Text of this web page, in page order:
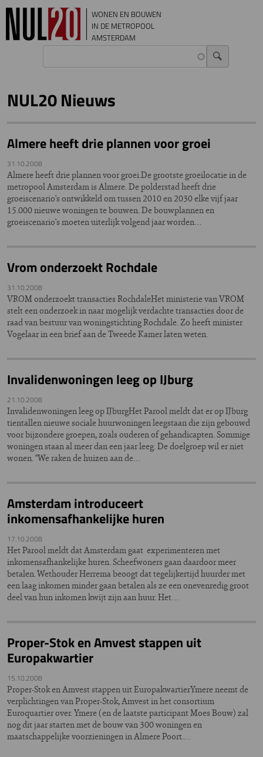
Overslaan en naar de inhoud gaan
WONEN EN BOUWEN
IN DE METROPOOL
AMSTERDAM
NUL20 Nieuws
Almere heeft drie plannen voor groei
31.10.2008
Almere heeft drie plannen voor groei.De grootste groeilocatie in de
metropool Amsterdam is Almere. De polderstad heeft drie
groeiscenario's ontwikkeld om tussen 2010 en 2030 elke vijf jaar
15.000 nieuwe woningen te bouwen. De bouwplannen en
groeiscenario's moeten uiterlijk volgend jaar worden…
Vrom onderzoekt Rochdale
31.10.2008
VROM onderzoekt transacties RochdaleHet ministerie van VROM
stelt een onderzoek in naar mogelijk verdachte transacties door de
raad van bestuur van woningstichting Rochdale. Zo heeft minister
Vogelaar in een brief aan de Tweede Kamer laten weten.
Invalidenwoningen leeg op IJburg
21.10.2008
Invalidenwoningen leeg op IJburgHet Parool meldt dat er op IJburg
tientallen nieuwe sociale huurwoningen leegstaan die zijn gebouwd
voor bijzondere groepen, zoals ouderen of gehandicapten. Sommige
woningen staan al meer dan een jaar leeg. De doelgroep wil er niet
wonen. ''We raken de huizen aan de…
Amsterdam introduceert
inkomensafhankelijke huren
17.10.2008
Het Parool meldt dat Amsterdam gaat experimenteren met
inkomensafhankelijke huren. Scheefwoners gaan daardoor meer
betalen. Wethouder Herrema beoogt dat tegelijkertijd huurder met
een laag inkomen minder gaan betalen als ze een onevenredig groot
deel van hun inkomen kwijt zijn aan huur. Het…
Proper-Stok en Amvest stappen uit
Europakwartier
15.10.2008
Proper-Stok en Amvest stappen uit EuropakwartierYmere neemt de
verplichtingen van Proper-Stok, Amvest in het consortium
Euroquartier over. Ymere (en de laatste participant Moes Bouw) zal
nog dit jaar starten met de bouw van 300 woningen en
maatschappelijke voorzieningen in Almere Poort.…